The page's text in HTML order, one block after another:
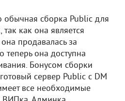
обычная сборка Public для
так как она является
продавалась за
теперь она доступна
Бонусом сборки
сервер Public с DM
все необходимые